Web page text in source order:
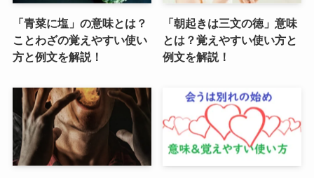
「青菜に塩」の意味とは？
ことわざの覚えやすい使い
方と例文を解説！
「朝起きは三文の徳」意味
とは？覚えやすい使い方と
例文を解説！